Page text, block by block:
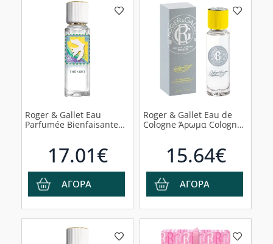
Roger & Gallet Eau
Parfumée Bienfaisante
17.01€
ΑΓΟΡΑ
Roger & Gallet Eau de
Cologne Άρωμα Cologne
15.64€
ΑΓΟΡΑ